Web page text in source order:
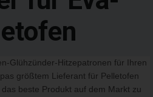
Glühzünder-Hitzepatronen für Ihren
größtem Lieferant für Pelletofen
beste Produkt auf dem Markt zu